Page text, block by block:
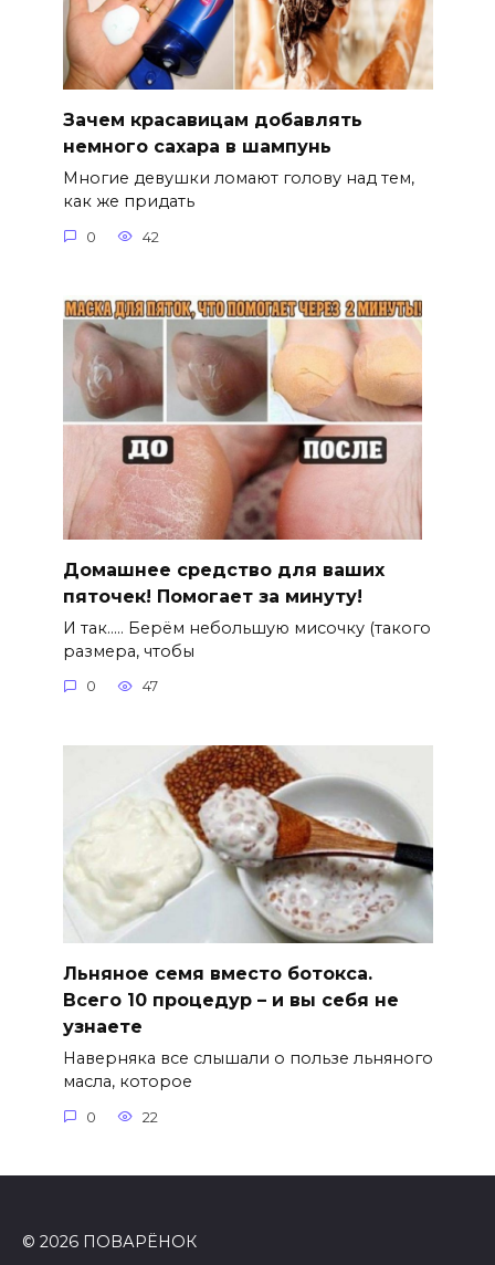
Зачем красавицам добавлять
немного сахара в шампунь
Многие девушки ломают голову над тем,
как же придать
0 42
Домашнее средство для ваших
пяточек! Помогает за минуту!
И так….. Берём небольшую мисочку (такого
размера, чтобы
0 47
Льняное семя вместо ботокса.
Всего 10 процедур – и вы себя не
узнаете
Наверняка все слышали о пользе льняного
масла, которое
0 22
© 2026 ПОВАРЁНОК